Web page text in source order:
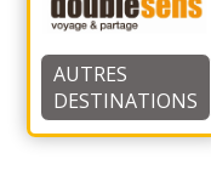
AUTRES
DESTINATIONS